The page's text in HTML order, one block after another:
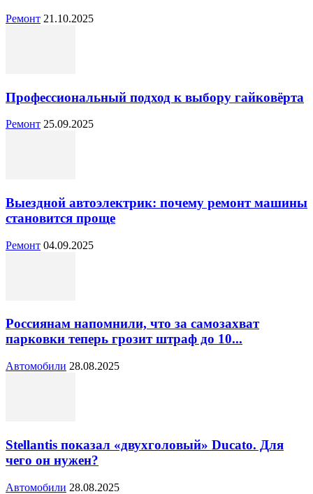
Ремонт 21.10.2025
Профессиональный подход к выбору гайковёрта
Ремонт 25.09.2025
Выездной автоэлектрик: почему ремонт машины
становится проще
Ремонт 04.09.2025
Россиянам напомнили, что за самозахват
парковки теперь грозит штраф до 10...
Автомобили 28.08.2025
Stellantis показал «двухголовый» Ducato. Для
чего он нужен?
Автомобили 28.08.2025